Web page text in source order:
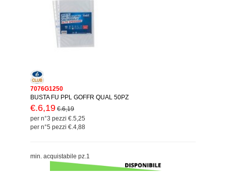
7076G1250
BUSTA FU PPL GOFFR QUAL 50PZ
€.6,19 €.6,19
per n°3 pezzi €.5,25
per n°5 pezzi €.4,88
min. acquistabile pz.1